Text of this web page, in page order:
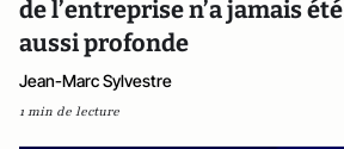
de l’entreprise n’a jamais été
aussi profonde
Jean-Marc Sylvestre
1 min de lecture